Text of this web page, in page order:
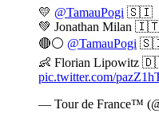
💛 @TamauPogi 🇸🇮
💚 Jonathan Milan
🔴⚪️ @TamauPogi
👶 Florian Lipowitz
pic.twitter.com/
— Tour de France™